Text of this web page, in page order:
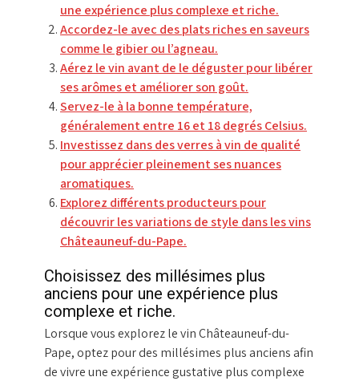
une expérience plus complexe et riche.
Accordez-le avec des plats riches en saveurs
comme le gibier ou l’agneau.
Aérez le vin avant de le déguster pour libérer
ses arômes et améliorer son goût.
Servez-le à la bonne température,
généralement entre 16 et 18 degrés Celsius.
Investissez dans des verres à vin de qualité
pour apprécier pleinement ses nuances
aromatiques.
Explorez différents producteurs pour
découvrir les variations de style dans les vins
Châteauneuf-du-Pape.
Choisissez des millésimes plus
anciens pour une expérience plus
complexe et riche.
Lorsque vous explorez le vin Châteauneuf-du-
Pape, optez pour des millésimes plus anciens afin
de vivre une expérience gustative plus complexe